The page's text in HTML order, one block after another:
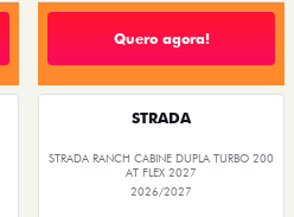
Quero agora!
STRADA
STRADA RANCH CABINE DUPLA TURBO 200
AT FLEX 2027
2026/2027